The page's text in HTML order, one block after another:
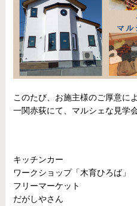
このたび、お施主様のご厚意に
一関赤荻にて、マルシェな見学
キッチンカー
ワークショップ「木育ひろば」
フリーマーケット
だがしやさん